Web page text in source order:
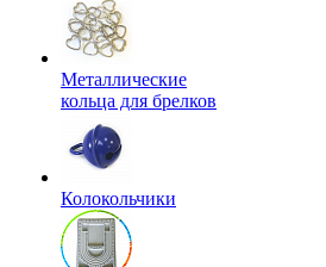
Металлические
кольца для брелков
Колокольчики